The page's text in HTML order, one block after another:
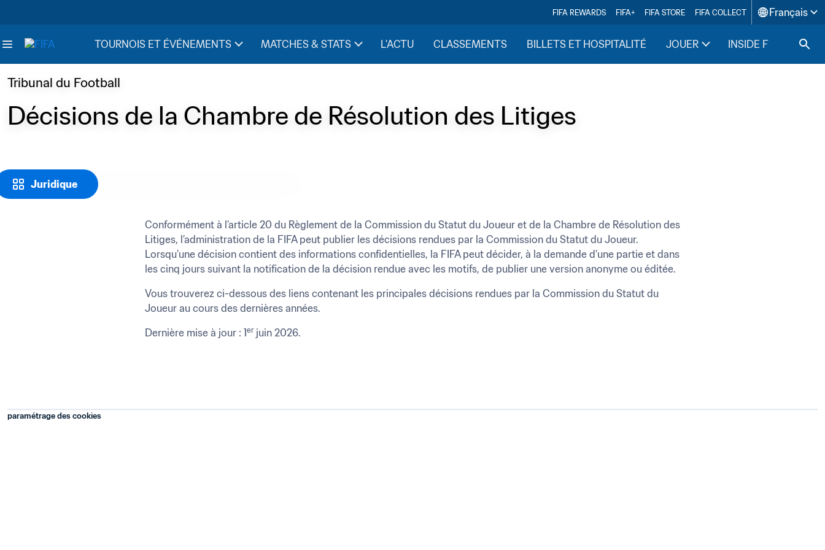
FIFA REWARDS FIFA+ FIFA STORE FIFA COLLECT Français
TOURNOIS ET ÉVÉNEMENTS MATCHES & STATS L'ACTU CLASSEMENTS BILLETS ET HOSPITALITÉ JOUER INSIDE FIFA
Juridique
Tribunal du Football
Décisions de la Chambre de Résolution des Litiges
Conformément à l’article 20 du Règlement de la Commission du Statut du Joueur et de la Chambre de Résolution des
Litiges, l’administration de la FIFA peut publier les décisions rendues par la Commission du Statut du Joueur.
Lorsqu’une décision contient des informations confidentielles, la FIFA peut décider, à la demande d’une partie et dans
les cinq jours suivant la notification de la décision rendue avec les motifs, de publier une version anonyme ou éditée.
Vous trouverez ci-dessous des liens contenant les principales décisions rendues par la Commission du Statut du
Joueur au cours des dernières années.
Dernière mise à jour : 1er juin 2026.﻿
paramétrage des cookies